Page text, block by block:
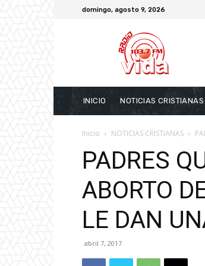
domingo, agosto 9, 2026
INICIO NOTICIAS CRISTIANAS
Inicio NOTICIAS CRISTIANAS
PADRES
ABORTO
LE DAN
abril 7, 2017